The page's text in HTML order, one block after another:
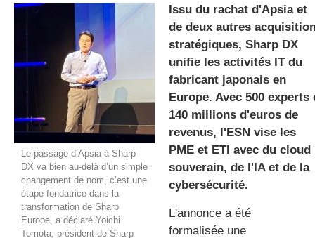
Le passage d’Apsia à Sharp
DX va bien au-delà d’un simple
changement de nom, c’est une
étape fondatrice dans la
transformation de Sharp
Europe, a déclaré Yoichi
Tomota, président de Sharp
Issu du rachat d'Apsia et
de deux autres
stratégiques, Sharp DX
unifie les activités IT du
fabricant japonais en
Europe. Avec 500 experts
140 millions d'euros de
revenus, l'ESN vise les
PME et ETI avec du cloud
souverain, de l'IA et de la
cybersécurité.
L'annonce a été
formalisée une